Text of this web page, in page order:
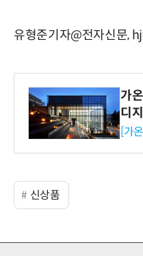
유형준기자@전자신문,
가
디
수행
[가
신상품